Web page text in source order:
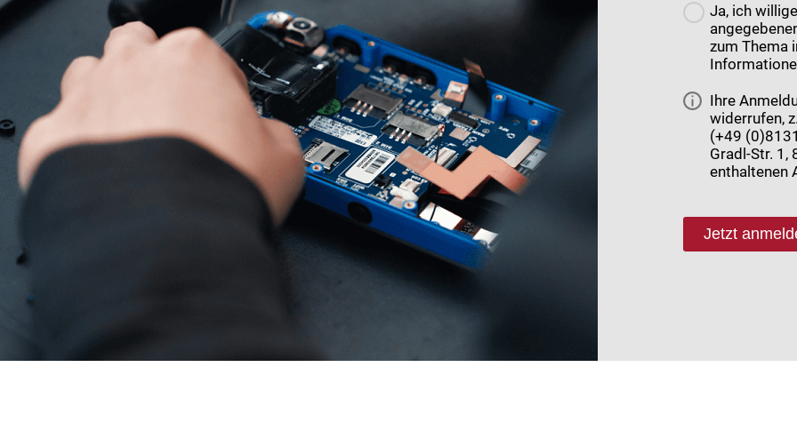
Ja, ich
zum Thema
Ihre
widerrufen,
(+49
Gradl-Str.
enthaltenen
Jetzt